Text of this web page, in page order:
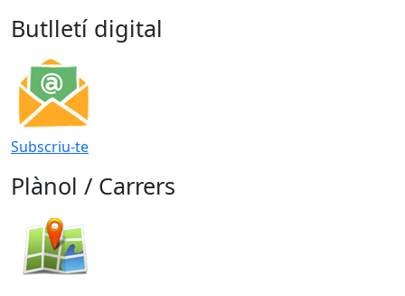
Butlletí digital
Subscriu-te
Plànol / Carrers